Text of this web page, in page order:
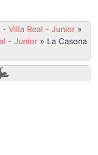
Villa Real - Junior »
- Junior » La Casona